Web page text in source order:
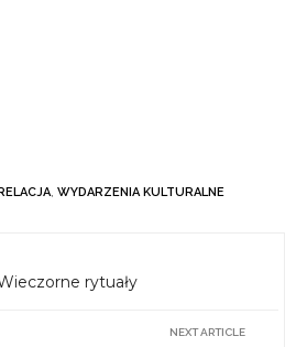
, WYDARZENIA KULTURALNE
rytuały
NEXT ARTICLE